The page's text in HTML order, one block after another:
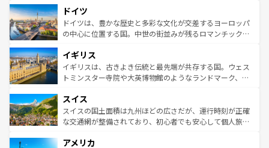
せる。地方によって風土や気候が異なるスペインはその個
性で訪れる人を魅了する。 なお、新着のスペイン情報は コ
ンテンツ一覧を参照してほしい。
で、幅広い魅力が詰まっている。華麗な宮殿、歴史的な大
聖堂、美しいビーチ、そして豊かな自然が、訪れる者を心
から魅了する。また、フランスは美食の国としても知ら
いる。シャンパンの発祥地であるランス、プロヴァンスの
香り高いラベンダー畑など、多彩な楽しみ方が可能だ。さ
らに、パリ以外の地域にも魅力が溢れており、どの街角に
れる地方に足を運ぶとそれぞれで全く異なる文化を体験で
きるだろう。 なお、新着のフランス情報はコンテンツ一覧
を参照してほしい。
ドイツ
ドイツは、豊かな歴史と多彩な文化が交差するヨーロッパ
の中心に位置する国。中世の街並みが残るロマンチック街
顔を持つこの国は、どこを歩いても飽きることがない。ベ
ルリンの文化的活気、バイエルン州のアルプスの絶景、そ
してライン川沿いのワイン畑といった風景は必見。ビール
は、お酒好きな人にはぜひ体験してほしい。 なお、新着の
ドイツ情報はコンテンツ一覧を参照してほしい。
イギリス
イギリスは、古きよき伝統と最先端が共存する国。ウェス
トミンスター寺院や大英博物館のようなランドマーク、歴
リアごとに異なる魅力がある。また、優雅なアフタヌーン
ティー、ビール好きにはたまらない英国パブ、サッカー観
戦など、本場だからこそできる体験も豊富。イギリスを旅
ンツ一覧を参照してほしい。
スイス
スイスの国土面積は九州ほどの広さだが、運行時刻が正確
な交通網が整備されており、初心者でも安心して個人旅行
の建物がそのまま残る町や、スイスならではのユニークな
アメリカ